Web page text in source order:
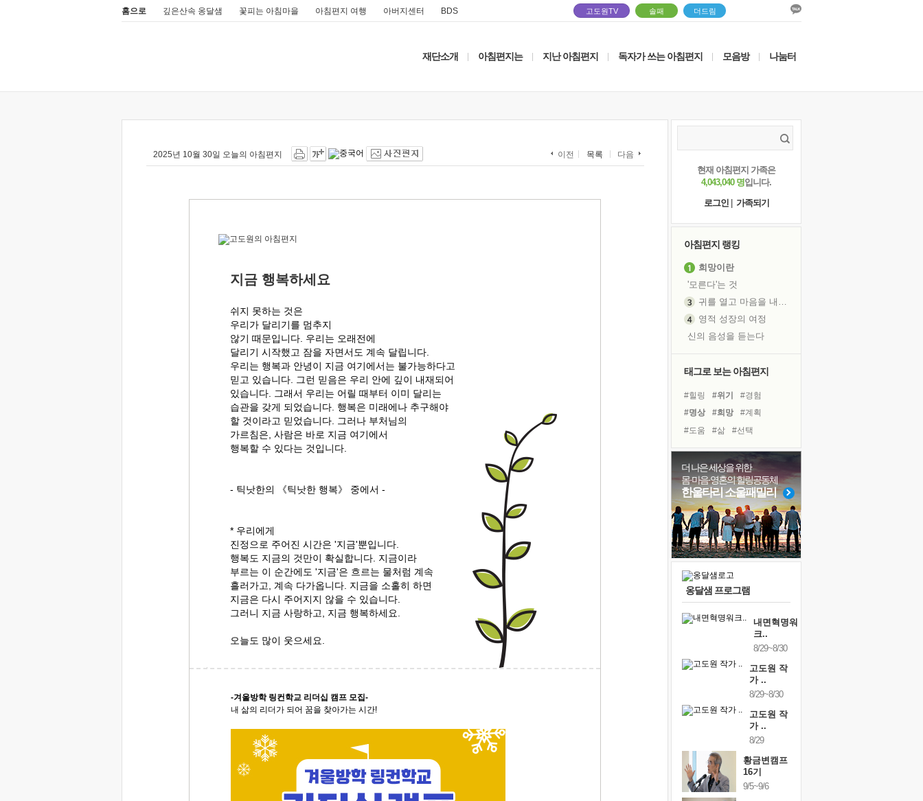
홈으로 깊은산속 옹달샘 꽃피는 아침마을 아침편지 여행 아버지센터 BDS 고도원TV 솔패 더드림
재단소개 아침편지는 지난 아침편지 독자가 쓰는 아침편지 모음방 나눔터
2025년 10월 30일 오늘의 아침편지 이전 목록 다음
지금 행복하세요
쉬지 못하는 것은
우리가 달리기를 멈추지
않기 때문입니다. 우리는 오래전에
달리기 시작했고 잠을 자면서도 계속 달립니다.
우리는 행복과 안녕이 지금 여기에서는 불가능하다고
믿고 있습니다. 그런 믿음은 우리 안에 깊이 내재되어
있습니다. 그래서 우리는 어릴 때부터 이미 달리는
습관을 갖게 되었습니다. 행복은 미래에나 추구해야
할 것이라고 믿었습니다. 그러나 부처님의
가르침은, 사람은 바로 지금 여기에서
행복할 수 있다는 것입니다.
- 틱낫한의 《틱낫한 행복》 중에서 -
* 우리에게
진정으로 주어진 시간은 '지금'뿐입니다.
행복도 지금의 것만이 확실합니다. 지금이라
부르는 이 순간에도 '지금'은 흐르는 물처럼 계속
흘러가고, 계속 다가옵니다. 지금을 소홀히 하면
지금은 다시 주어지지 않을 수 있습니다.
그러니 지금 사랑하고, 지금 행복하세요.
오늘도 많이 웃으세요.
-겨울방학 링컨학교 리더십 캠프 모집-
내 삶의 리더가 되어 꿈을 찾아가는 시간!
현재 아침편지 가족은
4,043,040 명입니다.
로그인
가족되기
아침편지 랭킹
희망이란
'모른다'는 것
귀를 열고 마음을 내어주고
영적 성장의 여정
신의 음성을 듣는다
극과 극의 양 끝단
'말 타는 법'을 먼저
졸업식 사진을 보며
극심한 변비, 어깨결림, 수면 장애
아픈 아버지를 위한 공간 설계
슬럼프
보고 싶은 어머니
유년 시절의 부산 영도 바다
못된 꼰대들
너무 황홀한 꽃들이여!
태그로 보는 아침편지
#힐링 #위기
#경험
#명상
#희망
#계획
#도움
#삶
#선택
#다짐
#비전캠프
#친구
#리더
#사람
#바이러스
#유튜브
#나눔
#독서캠프
#링컨학교
#건강
#독서
더 나은 세상을 위한
몸·마음·영혼의 힐링공동체
한울타리 소울패밀리
옹달샘 프로그램
내면혁명워
크..
8/29~8/30
고도원 작
가 ..
8/29~8/30
고도원 작
가 ..
8/29
황금변캠프
16기
9/5~9/6